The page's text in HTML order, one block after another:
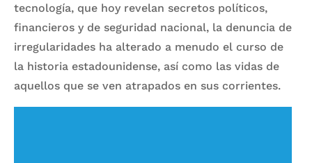
tecnología, que hoy revelan secretos políticos,
financieros y de seguridad nacional, la denuncia de
irregularidades ha alterado a menudo el curso de
la historia estadounidense, así como las vidas de
aquellos que se ven atrapados en sus corrientes.